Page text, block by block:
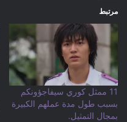
مرتبط
11 ممثل كوري سيفاجؤونكم
بسبب طول مدة عملهم الكبيرة
بمجال التمثيل.